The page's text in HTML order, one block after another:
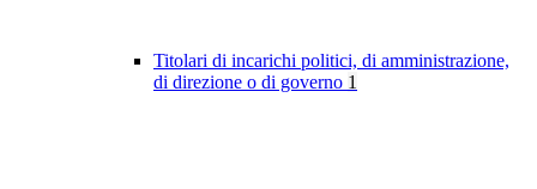
Titolari di incarichi politici, di amministrazione,
di direzione o di governo 1